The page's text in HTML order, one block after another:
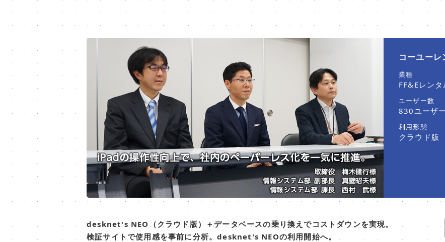
コーユー
業種
FF&Eレンタ
ユーザー数
830ユーザー
利用形態
クラウド版
desknet's NEO（クラウド版）＋データベースの乗り換えでコストダウンを実現。
検証サイトで使用感を事前に分析。desknet's NEOの利用開始へ。